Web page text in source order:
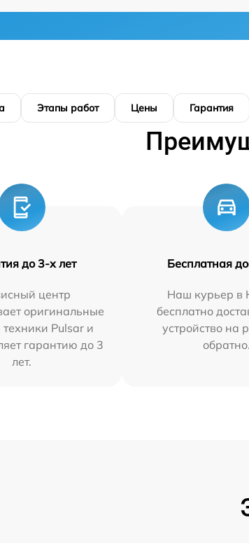
Этапы работ Цены Гарантия
до 3-х лет
центр
оригинальные
техники Pulsar и
гарантию до 3
лет.
Бесплатная
Наш курьер в
бесплатно
устройство на
обратно.